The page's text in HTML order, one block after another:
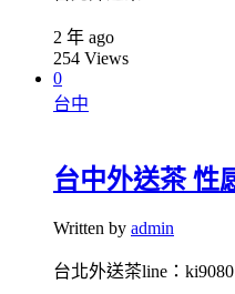
2 年 ago
254 Views
0
台中
台中外送茶 性
Written by admin
台北外送茶line：